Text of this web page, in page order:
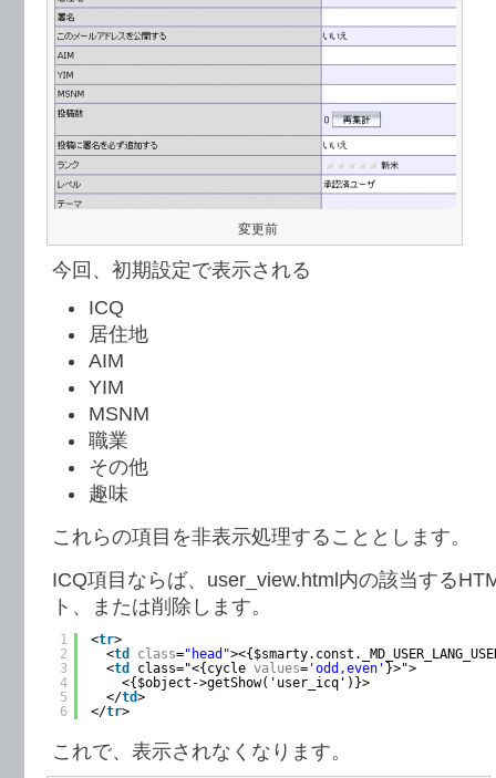
変更前
今回、初期設定で表示される
ICQ
居住地
AIM
YIM
MSNM
職業
その他
趣味
これらの項目を非表示処理することとします。
ICQ項目ならば、user_view.html内の該当する
ト、または削除します。
1
2
3
4
5
6
<tr>
<td class="head"
<td class="<{cycle values= 'odd,even' }>">
<{$object->getShow('user_icq')}>
</td>
</tr>
これで、表示されなくなります。